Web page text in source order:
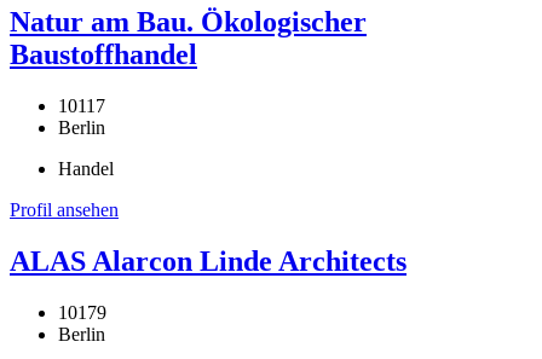
Natur am Bau. Ökologischer
Baustoffhandel
10117
Berlin
Handel
Profil ansehen
ALAS Alarcon Linde Architects
10179
Berlin